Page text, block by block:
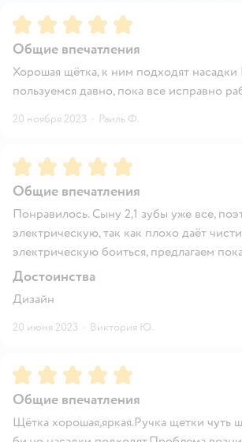
Рейтинг:5
Общие впечатления
Хорошая щётка, к ним подходят насадки
пользуемся давно, пока все исправно
20 ноября 2023 · Раиль Ф.
Рейтинг:5
Общие впечатления
Понравилось. Сыну 2,1 зубы уже все,
электрическую, так как плохо даёт
электрическую боиться, предлагаем
Достоинства
Дизайн
20 июня 2023 · Виктория Ю.
Рейтинг:5
Общие впечатления
Щётка хорошая,яркая.Ручка щетки чуть